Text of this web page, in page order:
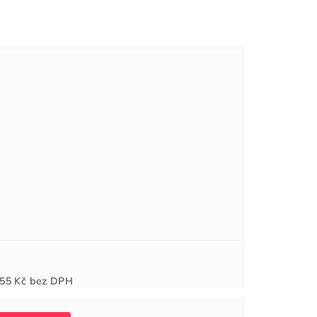
Kč bez DPHcena: